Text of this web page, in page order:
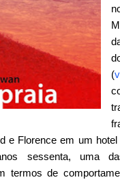
(
e Florence em um
sessenta, uma
termos de